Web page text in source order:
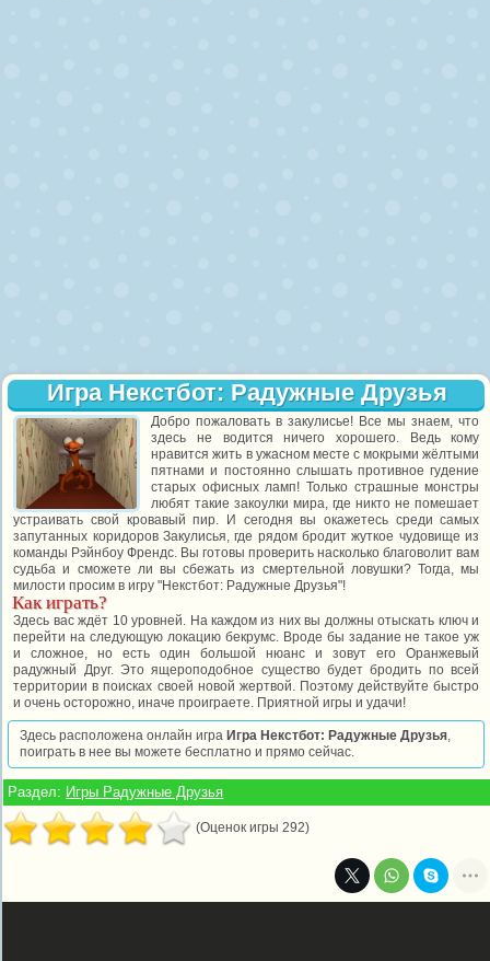
Игра Некстбот: Радужные Друзья
Добро пожаловать в закулисье! Все мы знаем, что
здесь не водится ничего хорошего. Ведь кому
нравится жить в ужасном месте с мокрыми жёлтыми
пятнами и постоянно слышать противное гудение
старых офисных ламп! Только страшные монстры
любят такие закоулки мира, где никто не помешает
устраивать свой кровавый пир. И сегодня вы окажетесь среди самых
запутанных коридоров Закулисья, где рядом бродит жуткое чудовище из
команды Рэйнбоу Френдс. Вы готовы проверить насколько благоволит вам
судьба и сможете ли вы сбежать из смертельной ловушки? Тогда, мы
милости просим в игру "Некстбот: Радужные Друзья"!
Как играть?
Здесь вас ждёт 10 уровней. На каждом из них вы должны отыскать ключ и
перейти на следующую локацию бекрумс. Вроде бы задание не такое уж
и сложное, но есть один большой нюанс и зовут его Оранжевый
радужный Друг. Это ящероподобное существо будет бродить по всей
территории в поисках своей новой жертвой. Поэтому действуйте быстро
и очень осторожно, иначе проиграете. Приятной игры и удачи!
Здесь расположена онлайн игра Игра Некстбот: Радужные Друзья,
поиграть в нее вы можете бесплатно и прямо сейчас.
Раздел: Игры Радужные Друзья
(Оценок игры 292)